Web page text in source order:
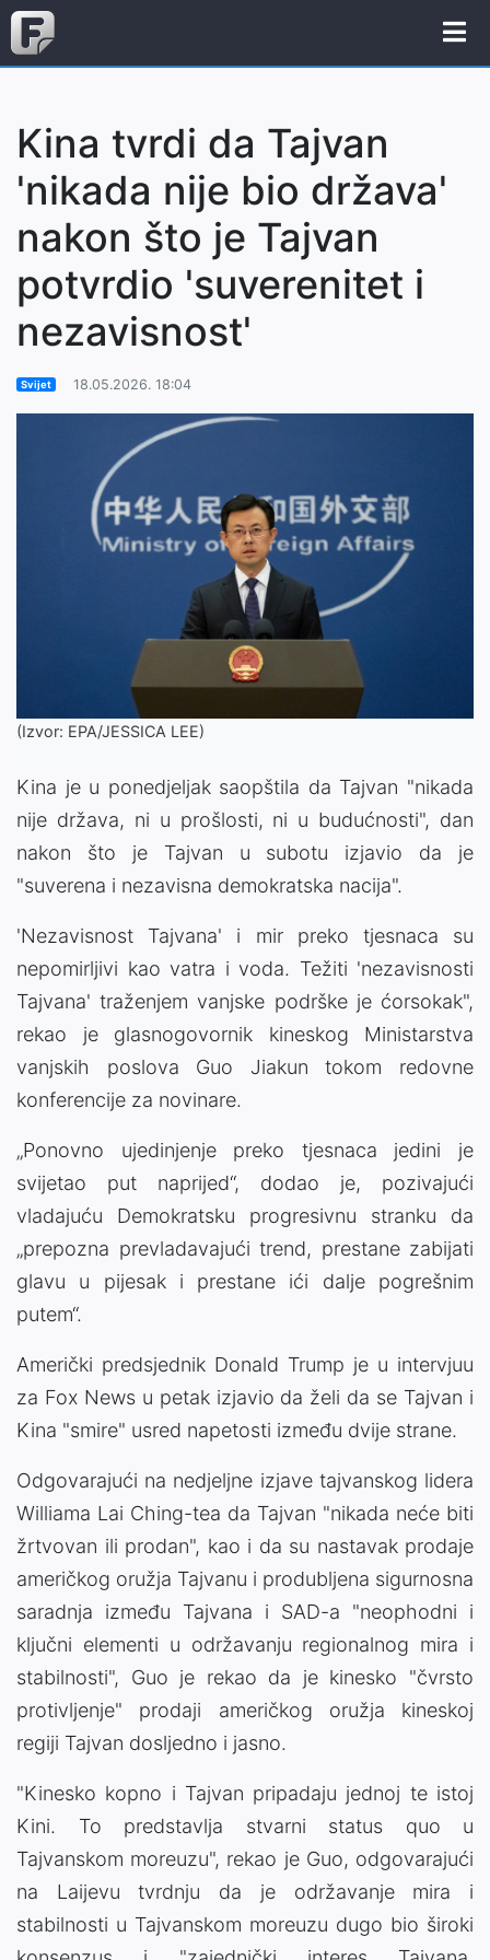
Kina tvrdi da Tajvan
'nikada nije bio država'
nakon što je Tajvan
potvrdio 'suverenitet i
nezavisnost'
Svijet 18.05.2026. 18:04
(Izvor: EPA/JESSICA LEE)
Kina je u ponedjeljak saopštila da Tajvan "nikada
nije država, ni u prošlosti, ni u budućnosti", dan
nakon što je Tajvan u subotu izjavio da je
"suverena i nezavisna demokratska nacija".
'Nezavisnost Tajvana' i mir preko tjesnaca su
nepomirljivi kao vatra i voda. Težiti 'nezavisnosti
Tajvana' traženjem vanjske podrške je ćorsokak",
rekao je glasnogovornik kineskog Ministarstva
vanjskih poslova Guo Jiakun tokom redovne
konferencije za novinare.
„Ponovno ujedinjenje preko tjesnaca jedini je
svijetao put naprijed“, dodao je, pozivajući
vladajuću Demokratsku progresivnu stranku da
„prepozna prevladavajući trend, prestane zabijati
glavu u pijesak i prestane ići dalje pogrešnim
putem“.
Američki predsjednik Donald Trump je u intervjuu
za Fox News u petak izjavio da želi da se Tajvan i
Kina "smire" usred napetosti između dvije strane.
Odgovarajući na nedjeljne izjave tajvanskog lidera
Williama Lai Ching-tea da Tajvan "nikada neće biti
žrtvovan ili prodan", kao i da su nastavak prodaje
američkog oružja Tajvanu i produbljena sigurnosna
saradnja između Tajvana i SAD-a "neophodni i
ključni elementi u održavanju regionalnog mira i
stabilnosti", Guo je rekao da je kinesko "čvrsto
protivljenje" prodaji američkog oružja kineskoj
regiji Tajvan dosljedno i jasno.
"Kinesko kopno i Tajvan pripadaju jednoj te istoj
Kini. To predstavlja stvarni status quo u
Tajvanskom moreuzu", rekao je Guo, odgovarajući
na Laijevu tvrdnju da je održavanje mira i
stabilnosti u Tajvanskom moreuzu dugo bio široki